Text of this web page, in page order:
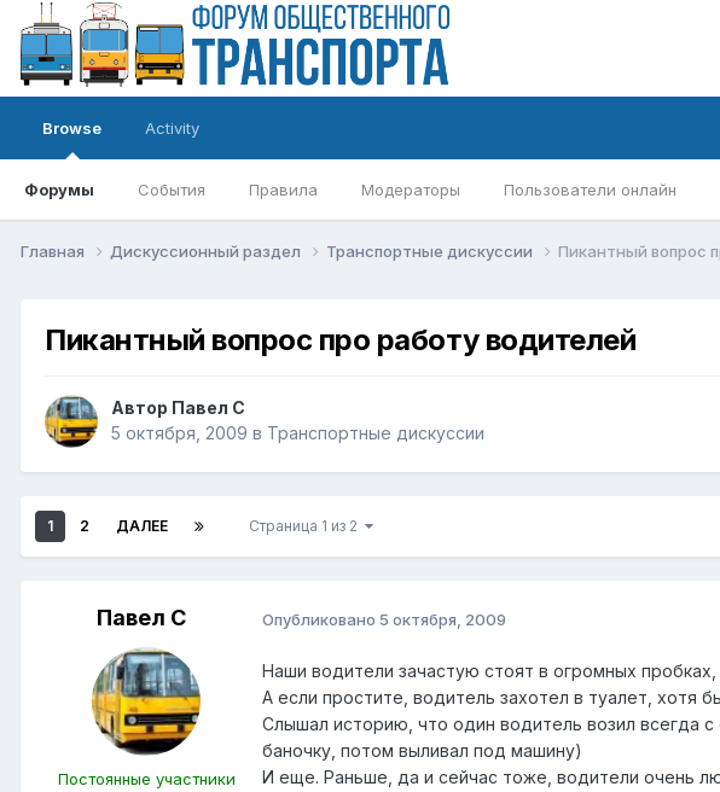
Browse
Форумы События Правила Модераторы Пользователи онлайн
Activity
Главная Дискуссионный раздел Транспортные дискуссии Пикантный вопрос
Пикантный вопрос про работу водителей
Автор Павел С
5 октября, 2009 в Транспортные дискуссии
1 2 ДАЛЕЕ Страница 1 из 2
Павел С
Постоянные участники
Опубликовано 5 октября, 2009
Наши водители зачастую стоят в огромных
А если простите, водитель захотел в туалет, хотя
Слышал историю, что один водитель возил всегда
баночку, потом выливал под машину)
И еще. Раньше, да и сейчас тоже, водители очень